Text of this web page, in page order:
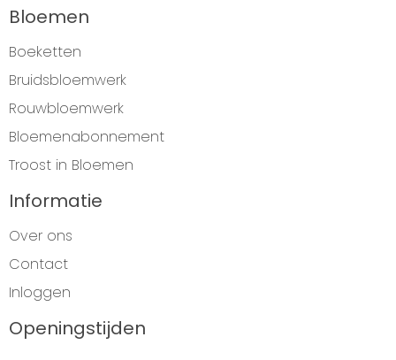
Bloemen
Boeketten
Bruidsbloemwerk
Rouwbloemwerk
Bloemenabonnement
Troost in Bloemen
Informatie
Over ons
Contact
Inloggen
Openingstijden